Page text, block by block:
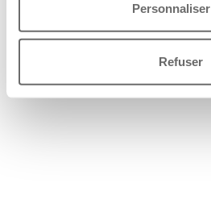
Personnaliser
Refuser